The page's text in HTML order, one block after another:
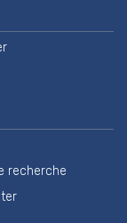
recherche